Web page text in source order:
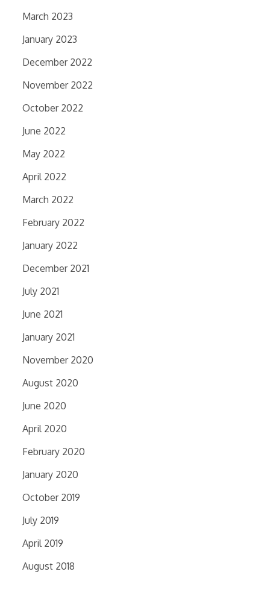
March 2023
January 2023
December 2022
November 2022
October 2022
June 2022
May 2022
April 2022
March 2022
February 2022
January 2022
December 2021
July 2021
June 2021
January 2021
November 2020
August 2020
June 2020
April 2020
February 2020
January 2020
October 2019
July 2019
April 2019
August 2018